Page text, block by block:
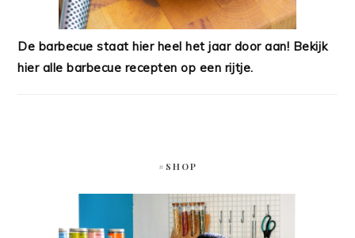
De barbecue staat hier heel het jaar door aan! Bekijk
hier alle barbecue recepten op een rijtje.
#SHOP